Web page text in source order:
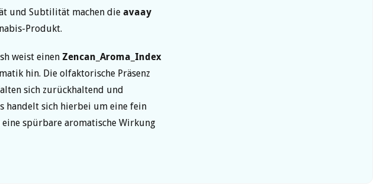
und Subtilität machen die avaay
Produkt.
weist einen Zencan_Aroma_Index
hin. Die olfaktorische Präsenz
sich zurückhaltend und
handelt sich hierbei um eine fein
spürbare aromatische Wirkung